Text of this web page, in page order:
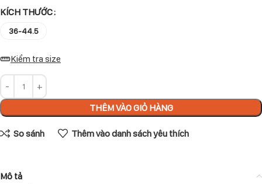
KÍCH THƯỚC
36-44.5
Kiểm tra size
THÊM VÀO GIỎ HÀNG
So sánh Thêm vào danh sách yêu thích
Mô tả